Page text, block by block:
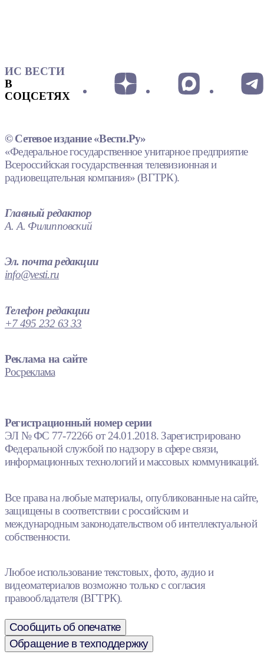
ИС ВЕСТИ
В
СОЦСЕТЯХ
© Сетевое издание «Вести.Ру»
«Федеральное государственное унитарное предприятие
Всероссийская государственная телевизионная и
радиовещательная компания» (ВГТРК).
Главный редактор
А. А. Филипповский
Эл. почта редакции
info@vesti.ru
Телефон редакции
+7 495 232 63 33
Реклама на сайте
Росреклама
Регистрационный номер серии
ЭЛ № ФС 77-72266 от 24.01.2018. Зарегистрировано
Федеральной службой по надзору в сфере связи,
информационных технологий и массовых коммуникаций.
Все права на любые материалы, опубликованные на сайте,
защищены в соответствии с российским и
международным законодательством об интеллектуальной
собственности.
Любое использование текстовых, фото, аудио и
видеоматериалов возможно только с согласия
правообладателя (ВГТРК).
Сообщить об опечатке
Обращение в техподдержку